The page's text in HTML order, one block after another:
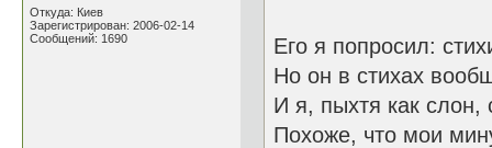
Откуда: Киев
Зарегистрирован: 2006-02-14
Сообщений: 1690
Его я попросил:
Но он в стихах
И я, пыхтя как слон,
Похоже, что мои